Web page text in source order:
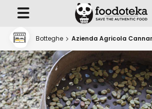
Botteghe Azienda Agricola